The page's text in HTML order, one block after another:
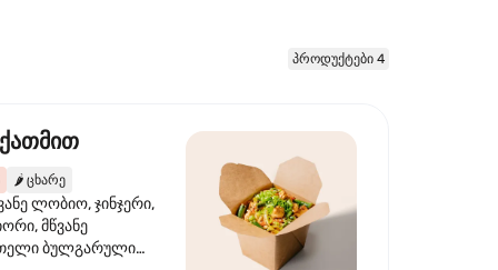
პროდუქტები 4
🌶️ ცხარე
ლობიო, ჯინჯერი,
მწვანე
ბულგარული